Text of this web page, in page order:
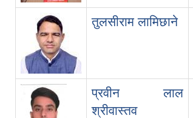
तुलसीराम लामिछाने
प्रवीन लाल
श्रीवास्तव